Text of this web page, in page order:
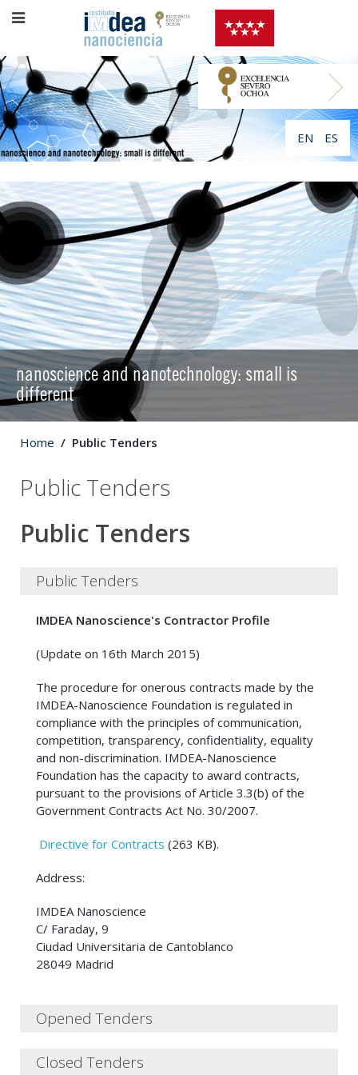
EN ES
nanoscience and nanotechnology: small is
different
Home Public Tenders
Public Tenders
Public Tenders
Public Tenders
IMDEA Nanoscience's Contractor Profile
(Update on 16th March 2015)
The procedure for onerous contracts made by the
IMDEA-Nanoscience Foundation is regulated in
compliance with the principles of communication,
competition, transparency, confidentiality, equality
and non-discrimination. IMDEA-Nanoscience
Foundation has the capacity to award contracts,
pursuant to the provisions of Article 3.3(b) of the
Government Contracts Act No. 30/2007.
Directive for Contracts (263 KB).
Address:
IMDEA Nanoscience
C/ Faraday, 9
Ciudad Universitaria de Cantoblanco
28049 Madrid
Opened Tenders
23/07/2018 - REFERENCIA: LICITACIÓN S01E18,
Closed Tenders